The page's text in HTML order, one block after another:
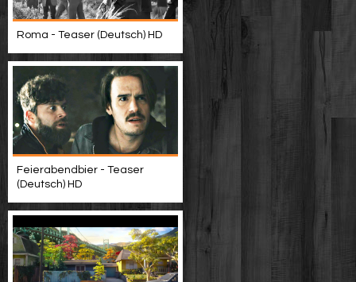
Roma - Teaser (Deutsch) HD
Feierabendbier - Teaser
(Deutsch) HD